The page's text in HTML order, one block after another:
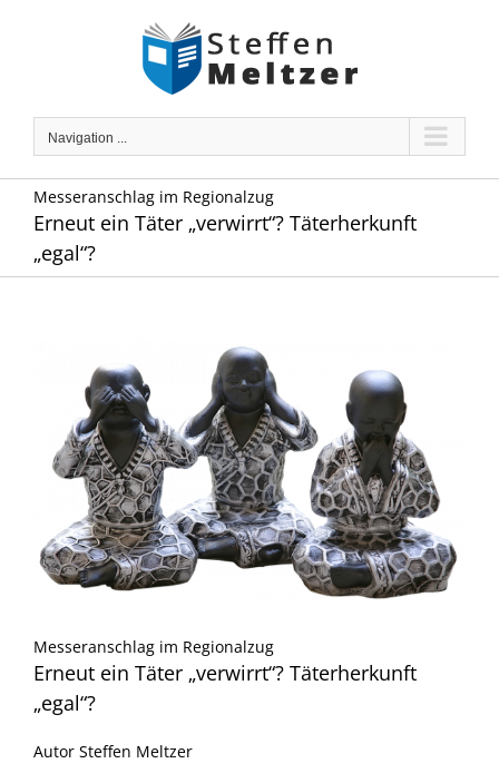
Navigation ...
Messeranschlag im Regionalzug
Erneut ein Täter „verwirrt“? Täterherkunft
„egal“?
grösseres
Messeranschlag im Regionalzug
Erneut ein Täter „verwirrt“? Täterherkunft
„egal“?
Autor Steffen Meltzer